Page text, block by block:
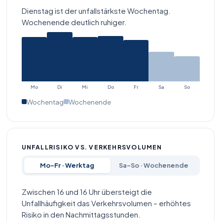
7 Alt-Moabit
(47 %). Die Hauptachse durch Moabit führt an
Überholvorgänge auf zu engen Radspuren neben
parkenden Lkw sind das häufigste Schadensbild.
16.980 Kfz/Tag 213 Schadensfälle
9 Unter den Linden
36 Unfälle mit Personenschaden, davon 22 Radunfälle
(61 %). Berlins bekannteste Prachtstraße zieht täglich
zwischen Sightseeing-Fußgängern, Rennradfahrern
und abbiegendem Kfz-Verkehr dominieren das
Schadensbild.
Dienstag ist der unfallstärkste Wochentag.
Wochenende deutlich ruhiger.
Mo Di Mi Do Fr Sa So
Wochentag Wochenende
UNFALLRISIKO VS. VERKEHRSVOLUMEN
Mo–Fr · Werktag Sa–So · Wochenende
Zwischen 16 und 16 Uhr übersteigt die
Unfallhäufigkeit das Verkehrsvolumen – erhöhtes
Risiko in den Nachmittagsstunden.